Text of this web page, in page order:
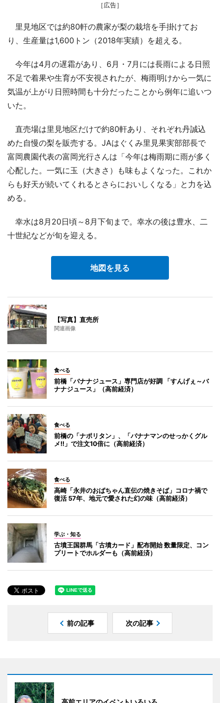
［広告］
里見地区では約80軒の農家が梨の栽培を手掛けてお
り、生産量は1,600トン（2018年実績）を超える。
今年は4月の遅霜があり、6月・7月には長雨による日照
不足で着果や生育が不安視されたが、梅雨明けから一気に
気温が上がり日照時間も十分だったことから例年に追いつ
いた。
直売場は里見地区だけで約80軒あり、それぞれ丹誠込
めた自慢の梨を販売する。JAはぐくみ里見果実部部長で
富岡農園代表の富岡光行さんは「今年は梅雨期に雨が多く
心配した。一気に玉（大きさ）も味もよくなった。これか
らも好天が続いてくれるとさらにおいしくなる」と力を込
める。
幸水は8月20日頃～8月下旬まで。幸水の後は豊水、二
十世紀などが旬を迎える。
地図を見る
【写真】直売所
関連画像
食べる
前橋「バナナジュース」専門店が好調 「すんげぇ～バ
ナナジュース」（高前経済）
食べる
前橋の「ナポリタン」、「バナナマンのせっかくグル
メ!!」で注文10倍に（高前経済）
食べる
高崎「永井のおばちゃん直伝の焼きそば」コロナ禍で
復活 57年、地元で愛された幻の味（高前経済）
学ぶ・知る
古墳王国群馬「古墳カード」配布開始 数量限定、コン
プリートでホルダーも（高前経済）
前の記事 次の記事